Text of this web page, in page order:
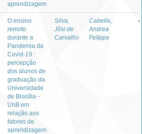
aprendizagem
O ensino
remoto
durante a
Pandemia da
Covid-19 :
percepção
dos alunos de
graduação da
Universidade
de Brasília -
UnB em
relação aos
fatores de
aprendizagem
Silva,
Jôsi de
Carvalho
Cabello,
Andrea
Felippe
-